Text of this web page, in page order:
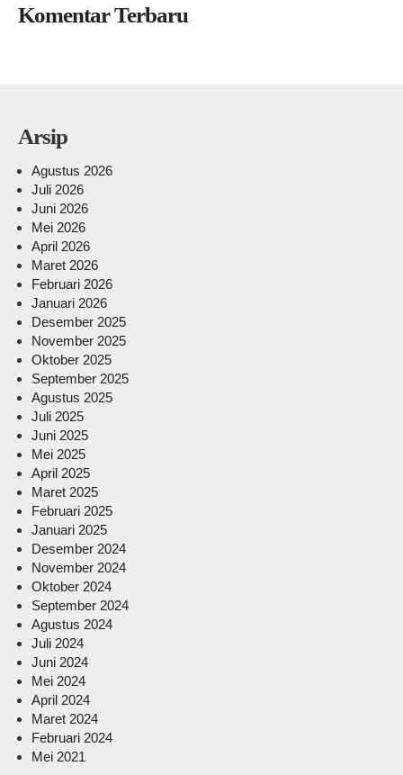
Komentar Terbaru
Arsip
Agustus 2026
Juli 2026
Juni 2026
Mei 2026
April 2026
Maret 2026
Februari 2026
Januari 2026
Desember 2025
November 2025
Oktober 2025
September 2025
Agustus 2025
Juli 2025
Juni 2025
Mei 2025
April 2025
Maret 2025
Februari 2025
Januari 2025
Desember 2024
November 2024
Oktober 2024
September 2024
Agustus 2024
Juli 2024
Juni 2024
Mei 2024
April 2024
Maret 2024
Februari 2024
Mei 2021